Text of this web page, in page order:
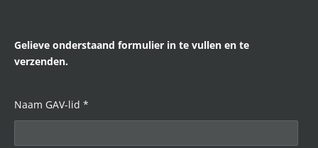
Gelieve onderstaand formulier in te vullen en te
verzenden.
Naam GAV-lid *